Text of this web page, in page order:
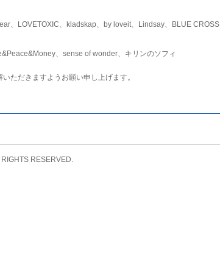
、LOVETOXIC、kladskap、by loveit、Lindsay、BLUE CROSS
、sense of wonder、キリンのソフィ
ただきますようお願い申し上げます。